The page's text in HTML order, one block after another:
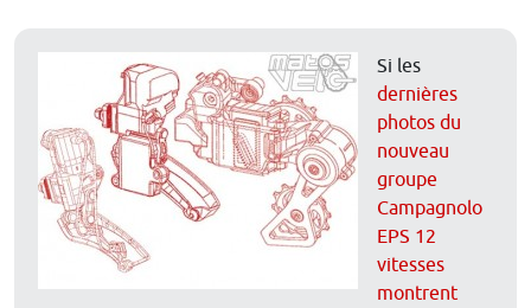
Si les
dernières
photos du
nouveau
groupe
Campagnolo
EPS 12
vitesses
montrent